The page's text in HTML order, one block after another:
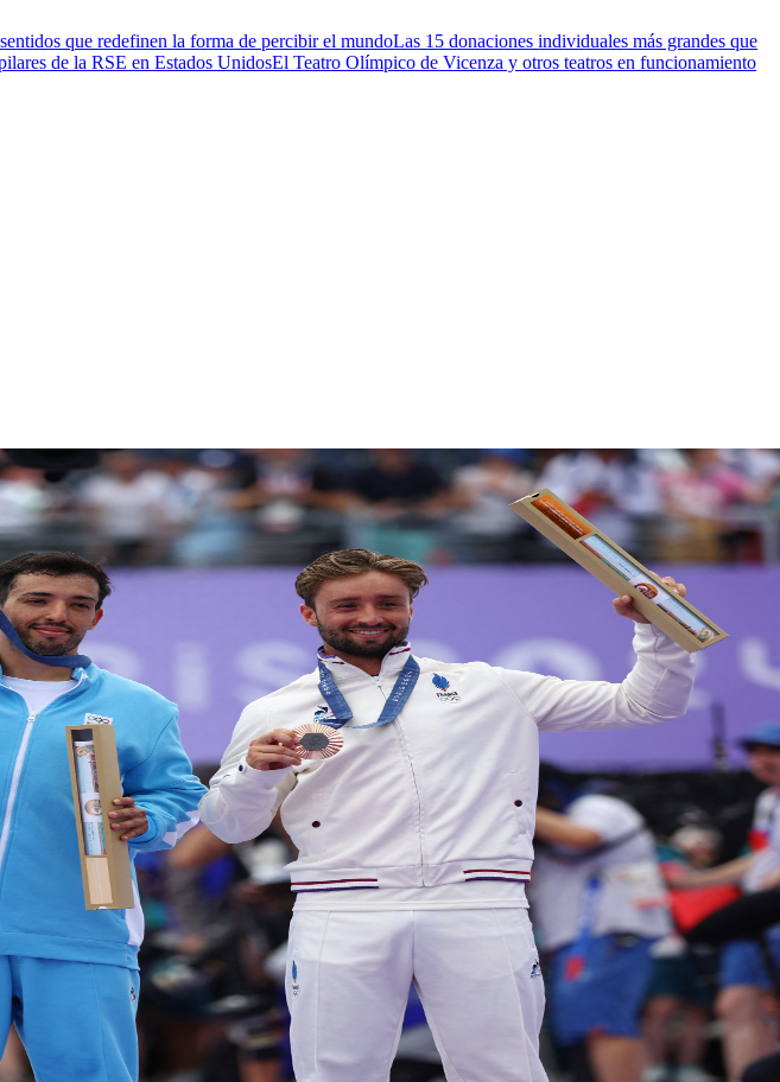
que redefinen la forma de percibir el mundoLas 15 donaciones individuales más grandes que
de la RSE en Estados UnidosEl Teatro Olímpico de Vicenza y otros teatros en funcionamiento